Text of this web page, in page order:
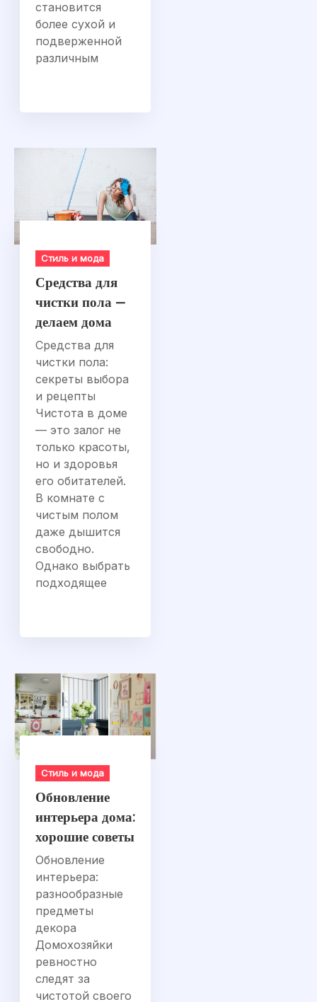
становится
более сухой и
подверженной
различным
Стиль и мода
Средства для
чистки пола —
делаем дома
Средства для
чистки пола:
секреты выбора
и рецепты
Чистота в доме
— это залог не
только красоты,
но и здоровья
его обитателей.
В комнате с
чистым полом
даже дышится
свободно.
Однако выбрать
подходящее
Стиль и мода
Обновление
интерьера дома:
хорошие советы
Обновление
интерьера:
разнообразные
предметы
декора
Домохозяйки
ревностно
следят за
чистотой своего